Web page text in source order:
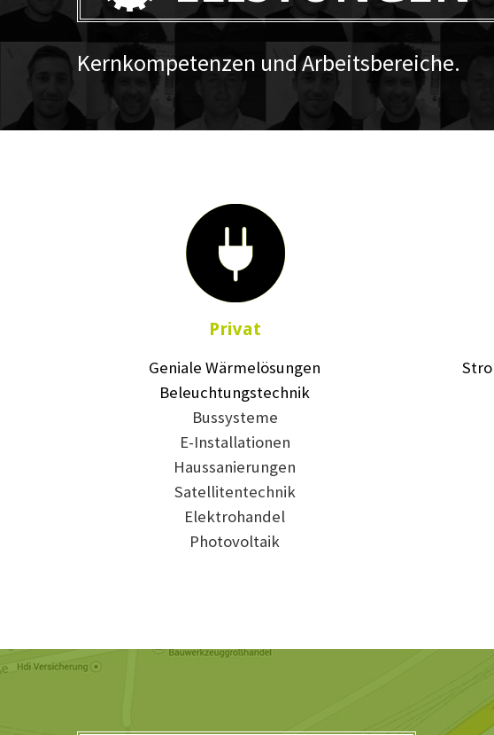
Kernkompetenzen und Arbeitsbereiche.
Privat
Geniale Wärmelösungen
Beleuchtungstechnik
Bussysteme
E-Installationen
Haussanierungen
Satellitentechnik
Elektrohandel
Photovoltaik